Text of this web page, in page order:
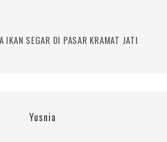
IKAN SEGAR DI PASAR KRAMAT JATI
Yusnia